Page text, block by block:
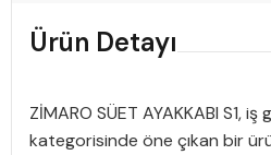
Ürün Detayı
ZİMARO SÜET AYAKKABI S1,
kategorisinde öne çıkan bir